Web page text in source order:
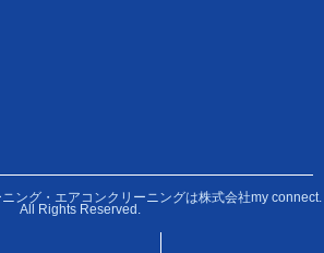
ング・エアコンクリーニングは株式会社my connect.
All Rights Reserved.